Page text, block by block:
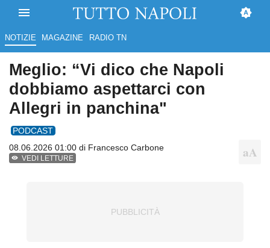
NOTIZIE MAGAZINE RADIO TN
Meglio: “Vi dico che Napoli
dobbiamo aspettarci con
Allegri in panchina"
PODCAST
08.06.2026 01:00 di Francesco Carbone
VEDI LETTURE